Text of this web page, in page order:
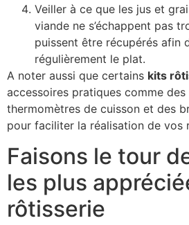
Veiller à ce que les jus et
viande ne s’échappent pas
puissent être récupérés afin
régulièrement le plat.
A noter aussi que certains kits
accessoires pratiques comme
thermomètres de cuisson et des
pour faciliter la réalisation de vos
Faisons le tour
les plus
rôtisserie